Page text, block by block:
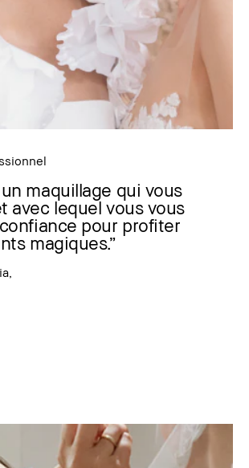
maquillage qui vous
avec lequel vous vous
pour profiter
magiques.”